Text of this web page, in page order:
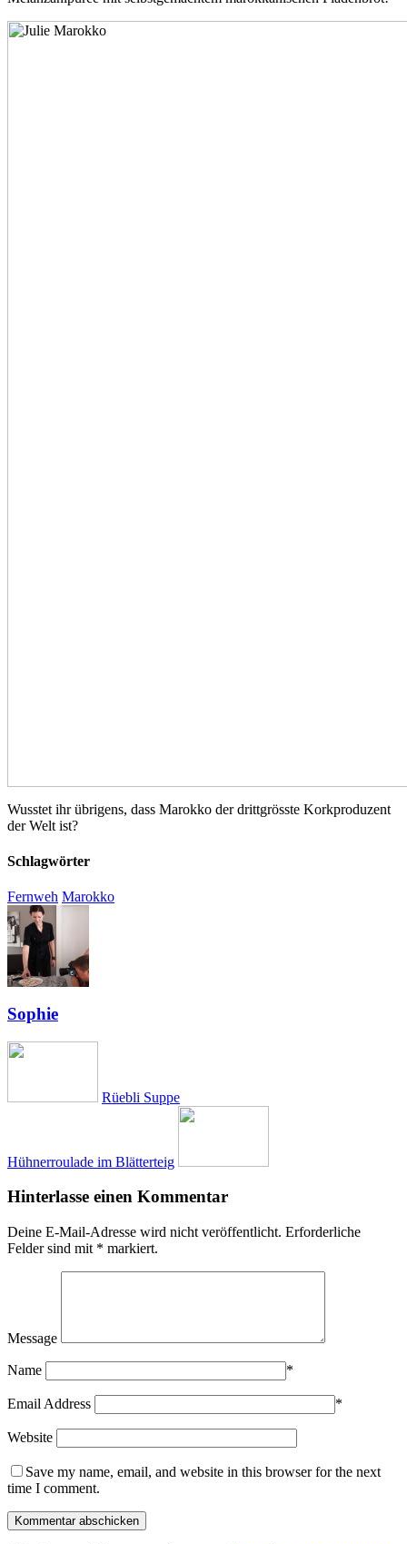
Wusstet ihr übrigens, dass Marokko der drittgrösste Korkproduzent
der Welt ist?
Schlagwörter
Fernweh Marokko
Sophie
Rüebli Suppe
Hühnerroulade im Blätterteig
Hinterlasse einen Kommentar
Deine E-Mail-Adresse wird nicht veröffentlicht. Erforderliche
Felder sind mit * markiert.
Message
Name *
Email Address *
Website
Save my name, email, and website in this browser for the next
time I comment.